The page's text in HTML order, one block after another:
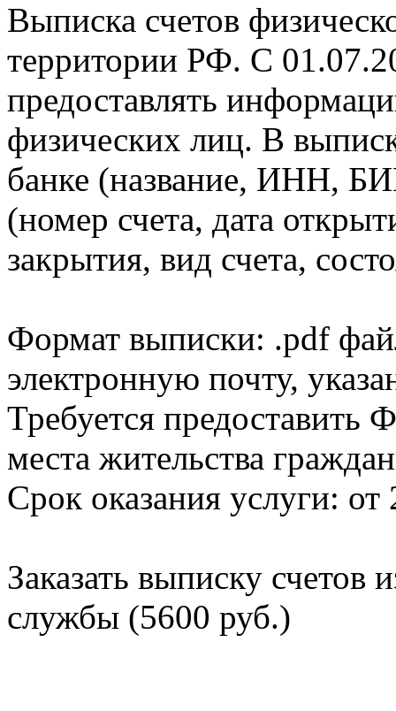
Выписка счетов
территории РФ. С
предоставлять
физических лиц. В
банке (название, ИНН,
(номер счета, дата
закрытия, вид счета,
Формат выписки: .pdf
электронную почту,
Требуется
места жительства
Срок оказания услуги: от
Заказать выписку счетов
службы (5600 руб.)